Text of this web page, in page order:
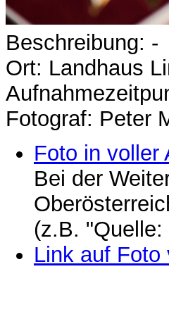
Beschreibung: -
Ort: Landhaus
Fotograf: Peter
Foto in voller
Bei der
(z.B.
Link auf Foto